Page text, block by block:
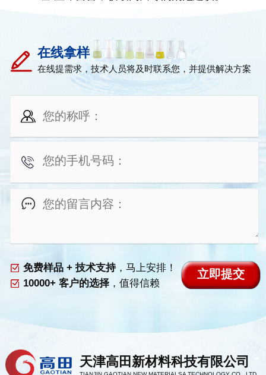
在线拿样
在线提需求，技术人员将及时联系您，并提供解决方案
免费样品 + 技术支持，马上安排！
10000+ 客户的选择，值得信赖
天津高田新材料科技有限公司